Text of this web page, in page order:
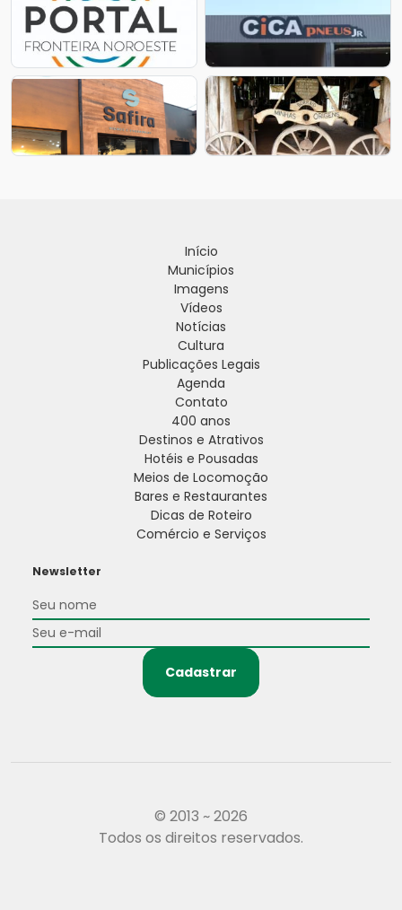
Início
Municípios
Imagens
Vídeos
Notícias
Cultura
Publicações Legais
Agenda
Contato
400 anos
Destinos e Atrativos
Hotéis e Pousadas
Meios de Locomoção
Bares e Restaurantes
Dicas de Roteiro
Comércio e Serviços
Newsletter
Cadastrar
© 2013 ~ 2026
Todos os direitos reservados.